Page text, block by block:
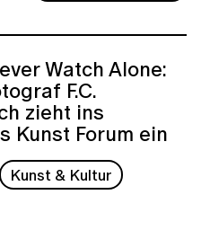
Watch Alone:
F.C.
zieht ins
Kunst Forum ein
Kunst & Kultur